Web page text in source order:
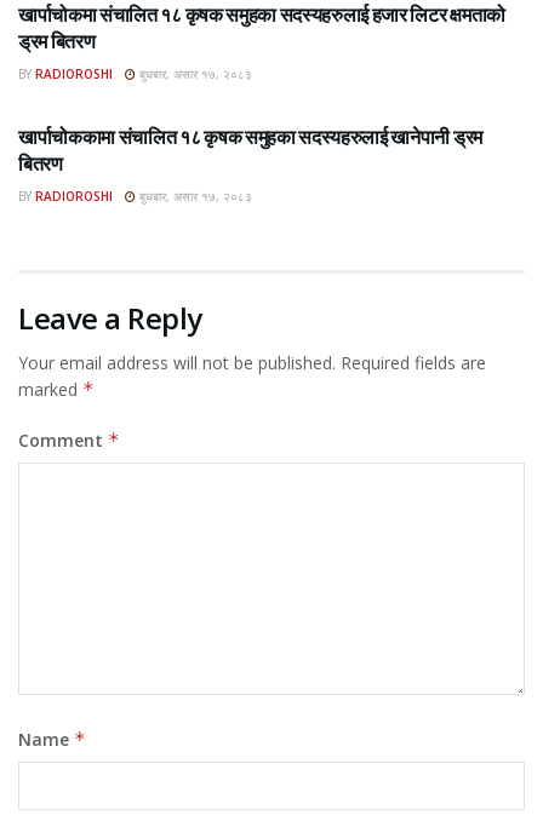
खार्पाचोकमा संचालित १८ कृषक समुहका सदस्यहरुलाई हजार लिटर क्षमताको
ड्रम बितरण
BY RADIOROSHI बुधबार, असार १७, २०८३
खार्पाचोककामा संचालित १८ कृषक समुहका सदस्यहरुलाई खानेपानी ड्रम
बितरण
BY RADIOROSHI बुधबार, असार १७, २०८३
Leave a Reply
Your email address will not be published. Required fields are
marked *
Comment *
Name *